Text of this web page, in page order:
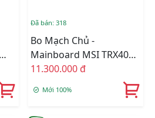
Đã bán: 318
Bo Mạch Chủ -
Mainboard MSI TRX40
PRO WIFI
11.300.000 đ
Mới 100%